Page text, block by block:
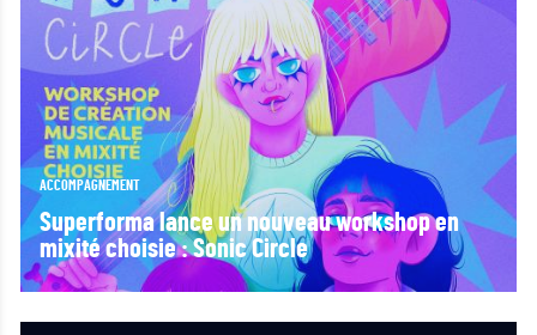
ACCOMPAGNEMENT
Superforma lance un nouveau workshop en
mixité choisie : Sonic Circle